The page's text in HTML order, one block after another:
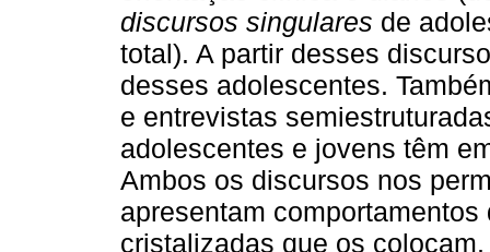
discursos singulares de
total). A partir desses
desses adolescentes.
e entrevistas
adolescentes e jovens têm
Ambos os discursos nos
apresentam
cristalizadas que os